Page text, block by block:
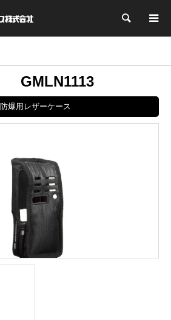
検索
GMLN1113
防爆用レザーケース